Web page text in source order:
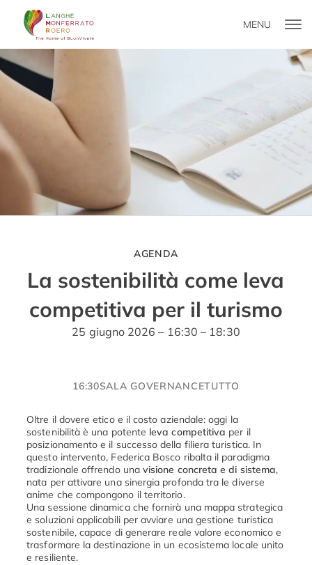
MENU
AGENDA
La sostenibilità come leva
competitiva per il turismo
25 giugno 2026 – 16:30 – 18:30
16:30SALA GOVERNANCETUTTO
Oltre il dovere etico e il costo aziendale: oggi la
sostenibilità è una potente leva competitiva per il
posizionamento e il successo della filiera turistica. In
questo intervento, Federica Bosco ribalta il paradigma
tradizionale offrendo una visione concreta e di sistema,
nata per attivare una sinergia profonda tra le diverse
anime che compongono il territorio.
Una sessione dinamica che fornirà una mappa strategica
e soluzioni applicabili per avviare una gestione turistica
sostenibile, capace di generare reale valore economico e
trasformare la destinazione in un ecosistema locale unito
e resiliente.